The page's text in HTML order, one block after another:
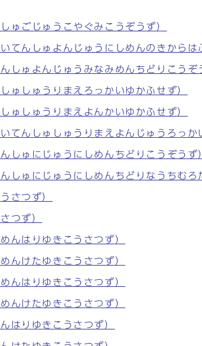
ゅごじゅうこやぐみこうぞうず）
てんしゅよんじゅうにしめんのきからは
しゅよんじゅうみなみめんちどりこうぞ
ゅしゅうりまえろっかいゆかふせず）
ゅしゅうりまえよんかいゆかふせず）
てんしゅしゅうりまえよんじゅうろっか
しゅにじゅうにしめんちどりこうぞうず
しゅにじゅうにしめんちどりなうちむろ
さつず）
つず）
んはりゆきこうさつず）
んけたゆきこうさつず）
んはりゆきこうさつず）
んけたゆきこうさつず）
はりゆきこうさつず）